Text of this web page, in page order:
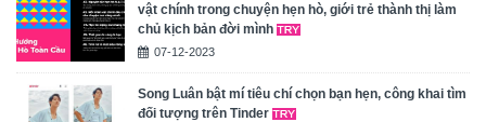
vật chính trong chuyện hẹn hò, giới trẻ thành thị làm
chủ kịch bản đời mình
07-12-2023
Song Luân bật mí tiêu chí chọn bạn hẹn, công khai tìm
đối tượng trên Tinder